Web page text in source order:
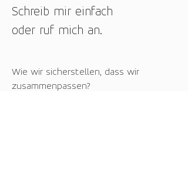
Schreib mir einfach
oder ruf mich an.
Wie wir sicherstellen, dass wir
zusammenpassen?